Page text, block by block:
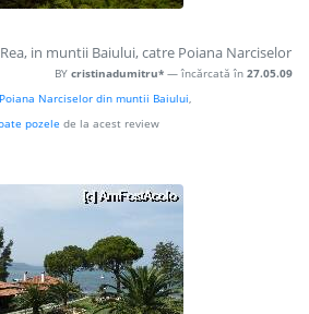
in muntii Baiului, catre Poiana Narciselor
BY cristinadumitru* — încărcată în 27.05.09
Poiana Narciselor din muntii Baiului,
pozele de la acest review